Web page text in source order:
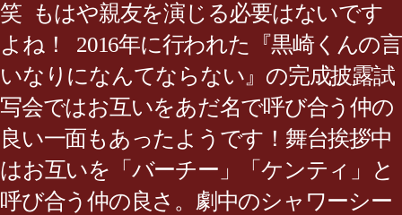
笑 もはや親友を演じる必要はないです
よね！ 2016年に行われた『黒崎くんの言
いなりになんてならない』の完成披露試
写会ではお互いをあだ名で呼び合う仲の
良い一面もあったようです！舞台挨拶中
はお互いを「バーチー」「ケンティ」と
呼び合う仲の良さ。劇中のシャワーシー